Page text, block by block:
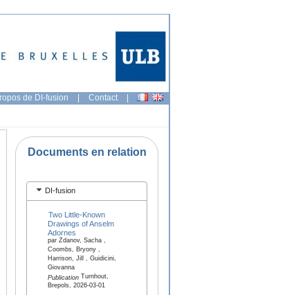
de DI-fusion | Contact |
Documents en relation
DI-fusion
Two Little-Known
Drawings of Anselm
Adornes
par Zdanov, Sacha ,
Coombs, Bryony ,
Harrison, Jill , Guidicini,
Giovanna
PublicationTurnhout,
Brepols, 2026-03-01